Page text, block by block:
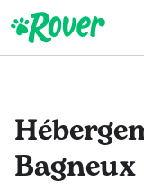
Bagneux